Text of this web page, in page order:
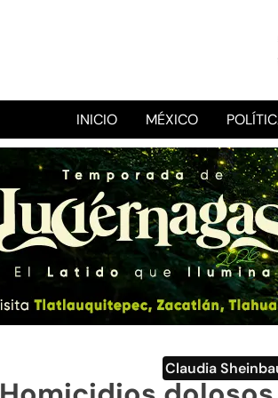
INICIO MÉXICO
Claudia